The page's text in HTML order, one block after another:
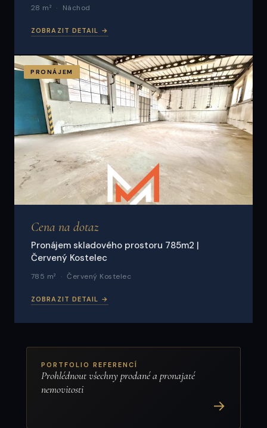
28 m² Náchod
ZOBRAZIT DETAIL →
PRONÁJEM
Cena na dotaz
Pronájem skladového prostoru 785m2 |
Červený Kostelec
785 m² Červený Kostelec
ZOBRAZIT DETAIL →
PORTFOLIO REFERENCÍ
Prohlédnout všechny prodané a pronajaté
nemovitosti
→